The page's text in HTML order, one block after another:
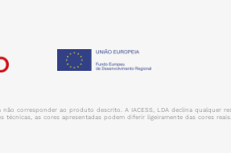
corresponder ao produto descrito. A IACESS, LDA declina qualquer
as cores apresentadas podem diferir ligeiramente das cores reais.